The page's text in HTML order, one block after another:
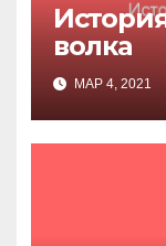
волка
МАР 4, 2021